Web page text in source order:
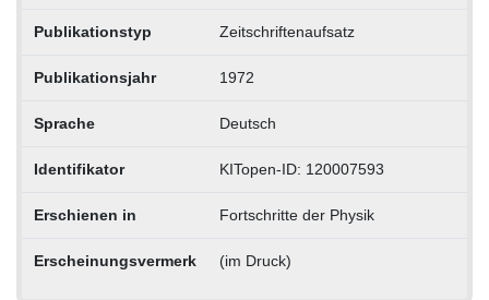
Publikationstyp Zeitschriftenaufsatz
Publikationsjahr 1972
Sprache Deutsch
Identifikator KITopen-ID: 120007593
Erschienen in Fortschritte der Physik
Erscheinungsvermerk (im Druck)